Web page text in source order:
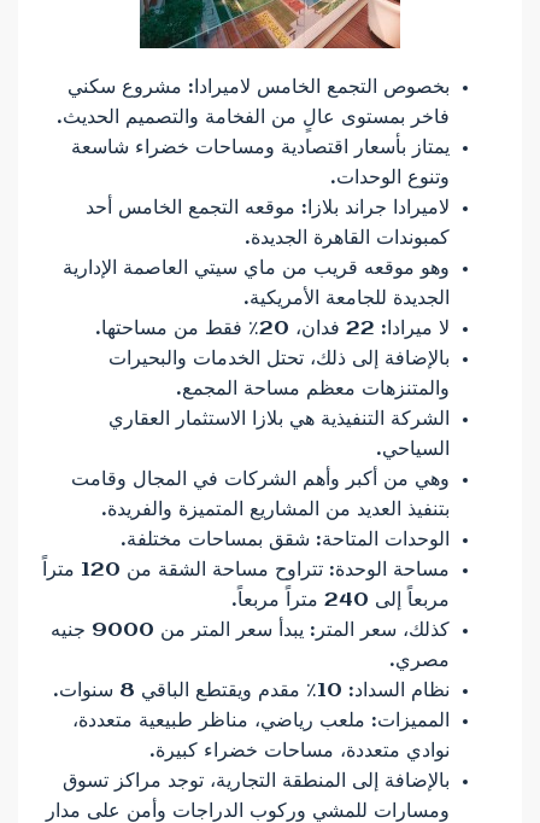
بخصوص التجمع الخامس لاميرادا: مشروع سكني
فاخر بمستوى عالٍ من الفخامة والتصميم الحديث.
يمتاز بأسعار اقتصادية ومساحات خضراء شاسعة
وتنوع الوحدات.
لاميرادا جراند بلازا: موقعه التجمع الخامس أحد
كمبوندات القاهرة الجديدة.
وهو موقعه قريب من ماي سيتي العاصمة الإدارية
الجديدة للجامعة الأمريكية.
لا ميرادا: 22 فدان، 20٪ فقط من مساحتها.
بالإضافة إلى ذلك، تحتل الخدمات والبحيرات
والمتنزهات معظم مساحة المجمع.
الشركة التنفيذية هي بلازا الاستثمار العقاري
السياحي.
وهي من أكبر وأهم الشركات في المجال وقامت
بتنفيذ العديد من المشاريع المتميزة والفريدة.
الوحدات المتاحة: شقق بمساحات مختلفة.
مساحة الوحدة: تتراوح مساحة الشقة من 120 متراً
مربعاً إلى 240 متراً مربعاً.
كذلك، سعر المتر: يبدأ سعر المتر من 9000 جنيه
مصري.
نظام السداد: 10٪ مقدم ويقتطع الباقي 8 سنوات.
المميزات: ملعب رياضي، مناظر طبيعية متعددة،
نوادي متعددة، مساحات خضراء كبيرة.
بالإضافة إلى المنطقة التجارية، توجد مراكز تسوق
ومسارات للمشي وركوب الدراجات وأمن على مدار